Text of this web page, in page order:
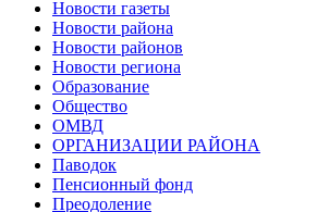
Новости газеты
Новости района
Новости районов
Новости региона
Образование
Общество
ОМВД
ОРГАНИЗАЦИИ РАЙОНА
Паводок
Пенсионный фонд
Преодоление